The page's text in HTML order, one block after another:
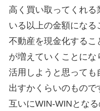
高く買い取ってくれ
いる以上の金額になる
不動産を現金化する
が増えていくことに
活用しようと思っても
出すかくらいのもの
互いにWIN-WINとな